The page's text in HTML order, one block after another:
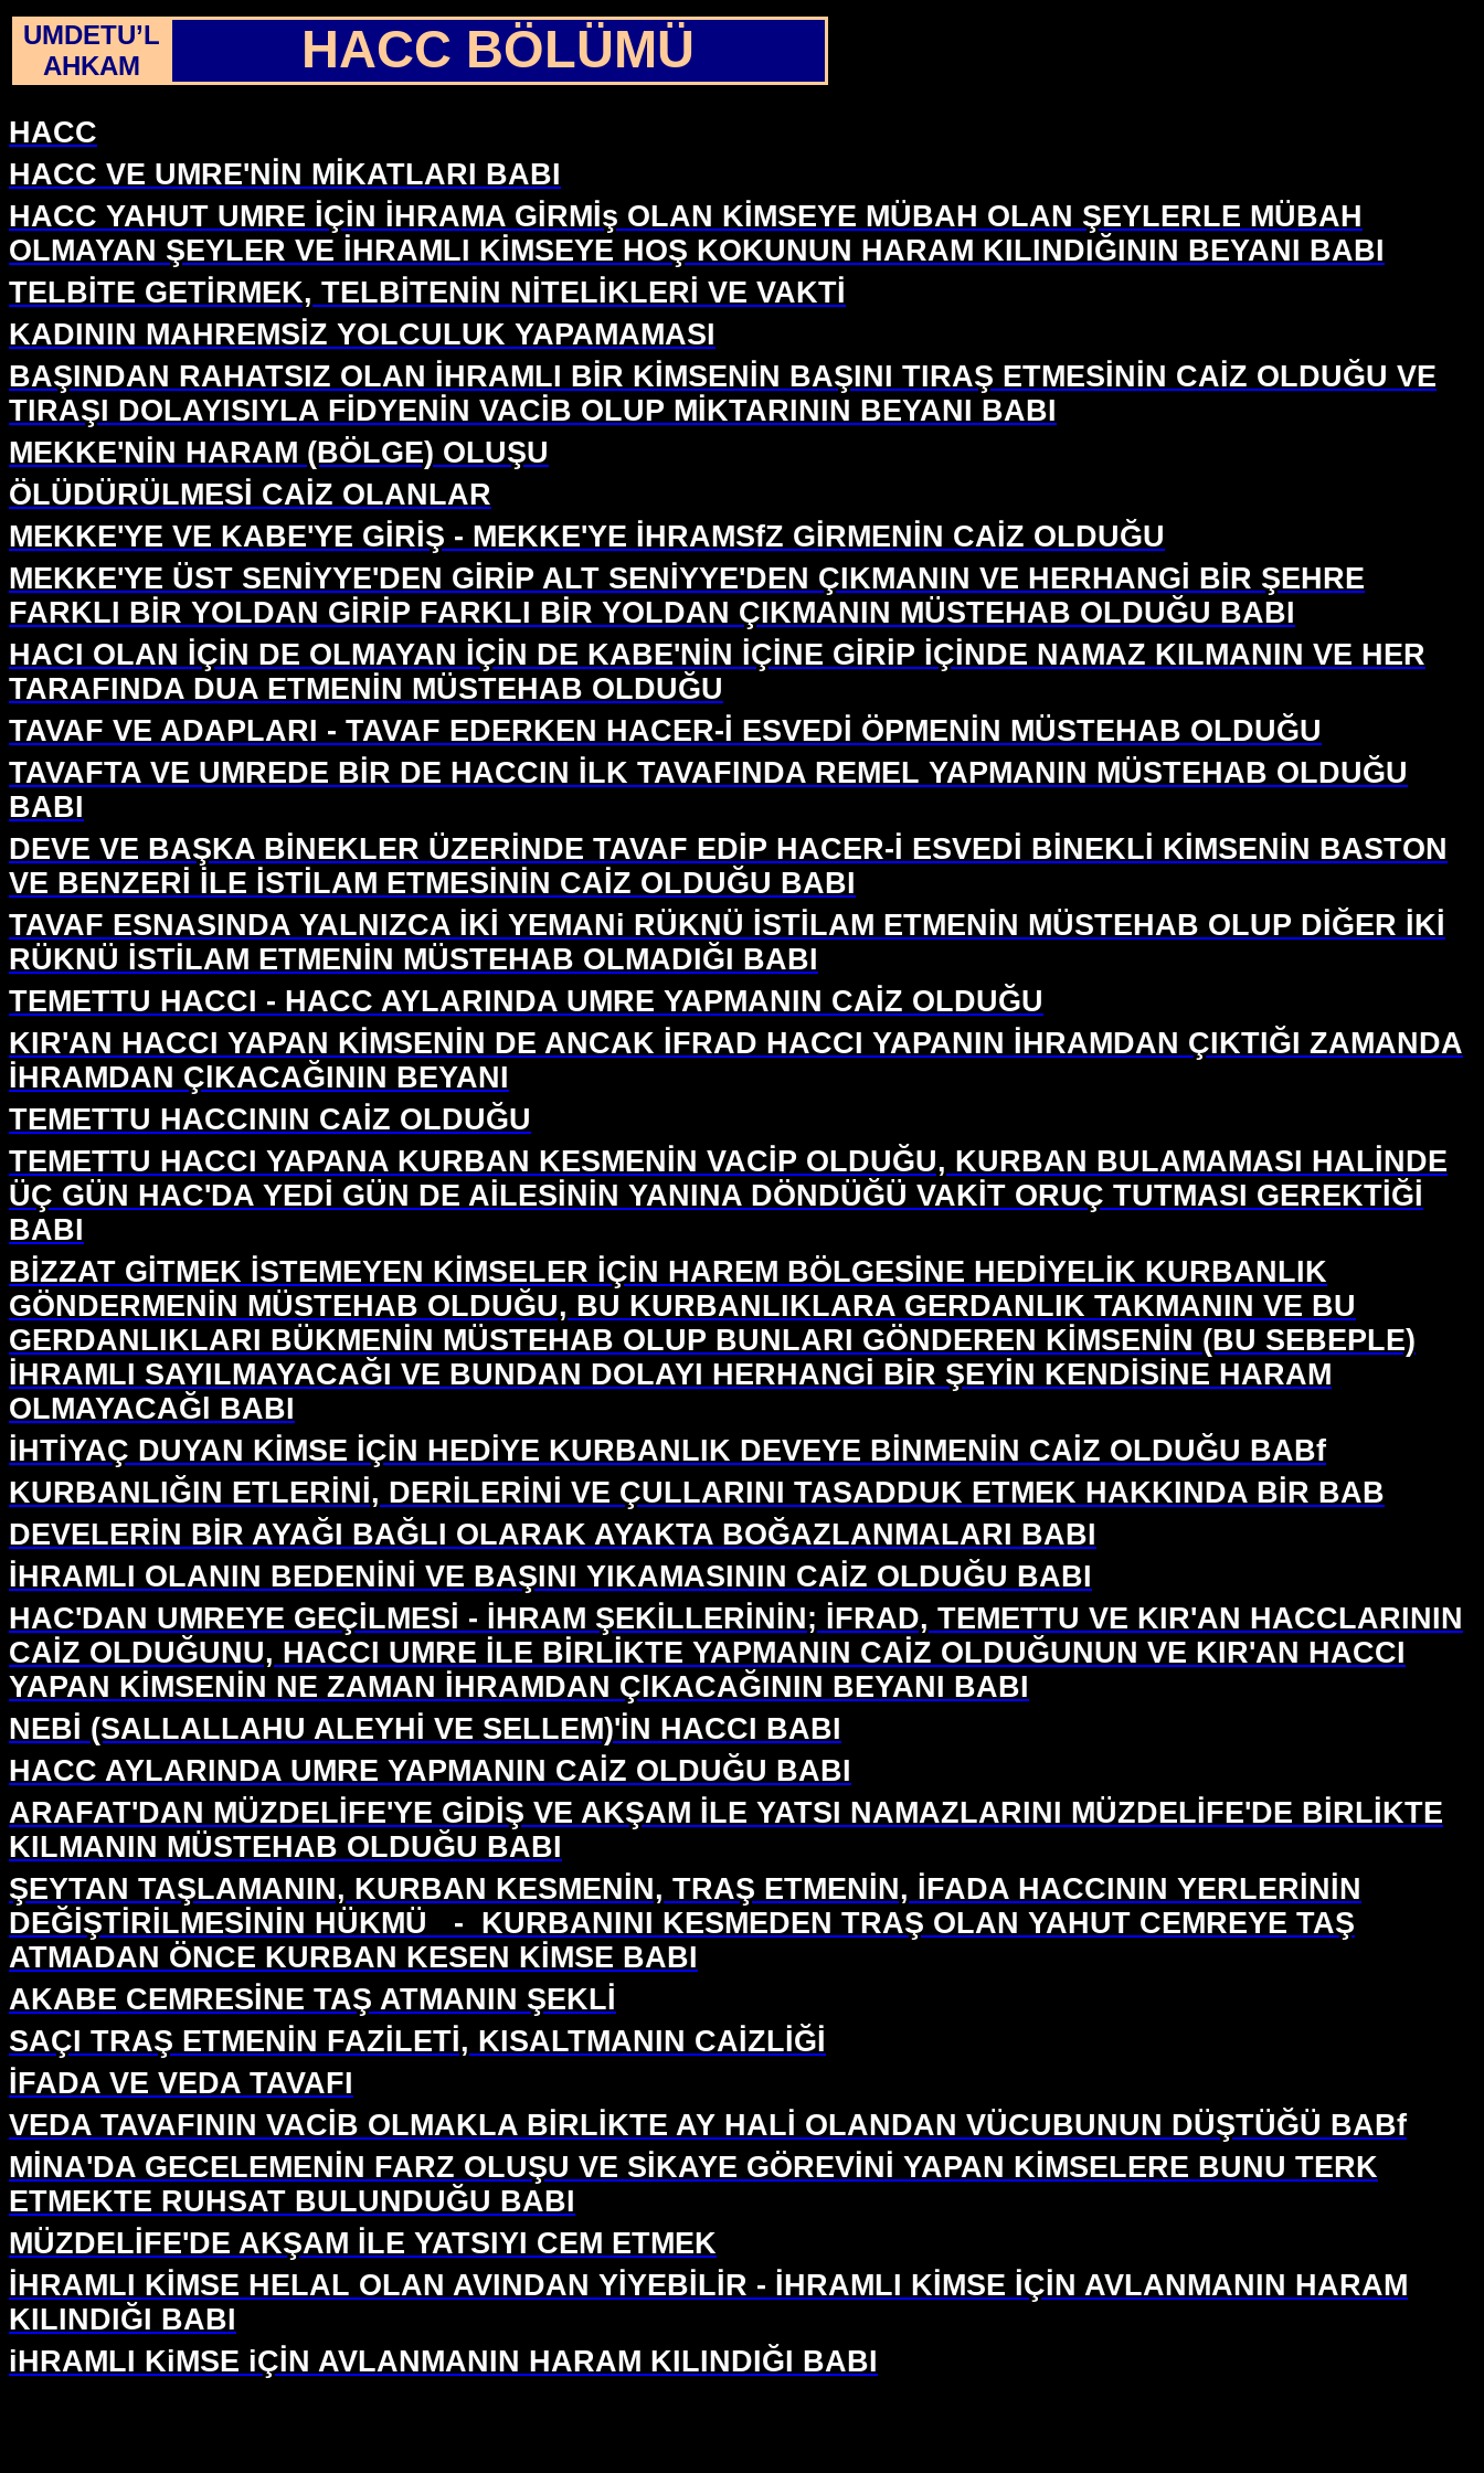
UMDETU’L
AHKAM
HACC BÖLÜMÜ
HACC
HACC VE UMRE'NİN MİKATLARI BABI
HACC YAHUT UMRE İÇİN İHRAMA GİRMİş OLAN KİMSEYE MÜBAH OLAN ŞEYLERLE MÜBAH
OLMAYAN ŞEYLER VE İHRAMLI KİMSEYE HOŞ KOKUNUN HARAM KILINDIĞININ BEYANI BABI
TELBİTE GETİRMEK, TELBİTENİN NİTELİKLERİ VE VAKTİ
KADININ MAHREMSİZ YOLCULUK YAPAMAMASI
BAŞINDAN RAHATSIZ OLAN İHRAMLI BİR KİMSENİN BAŞINI TIRAŞ ETMESİNİN CAİZ OLDUĞU VE
TIRAŞI DOLAYISIYLA FİDYENİN VACİB OLUP MİKTARININ BEYANI BABI
MEKKE'NİN HARAM (BÖLGE) OLUŞU
ÖLÜDÜRÜLMESİ CAİZ OLANLAR
MEKKE'YE VE KABE'YE GİRİŞ - MEKKE'YE İHRAMSfZ GİRMENİN CAİZ OLDUĞU
MEKKE'YE ÜST SENİYYE'DEN GİRİP ALT SENİYYE'DEN ÇIKMANIN VE HERHANGİ BİR ŞEHRE
FARKLI BİR YOLDAN GİRİP FARKLI BİR YOLDAN ÇIKMANIN MÜSTEHAB OLDUĞU BABI
HACI OLAN İÇİN DE OLMAYAN İÇİN DE KABE'NİN İÇİNE GİRİP İÇİNDE NAMAZ KILMANIN VE HER
TARAFINDA DUA ETMENİN MÜSTEHAB OLDUĞU
TAVAF VE ADAPLARI - TAVAF EDERKEN HACER-İ ESVEDİ ÖPMENİN MÜSTEHAB OLDUĞU
TAVAFTA VE UMREDE BİR DE HACCIN İLK TAVAFINDA REMEL YAPMANIN MÜSTEHAB OLDUĞU
BABI
DEVE VE BAŞKA BİNEKLER ÜZERİNDE TAVAF EDİP HACER-İ ESVEDİ BİNEKLİ KİMSENİN BASTON
VE BENZERİ İLE İSTİLAM ETMESİNİN CAİZ OLDUĞU BABI
TAVAF ESNASINDA YALNIZCA İKİ YEMANi RÜKNÜ İSTİLAM ETMENİN MÜSTEHAB OLUP DİĞER İKİ
RÜKNÜ İSTİLAM ETMENİN MÜSTEHAB OLMADIĞI BABI
TEMETTU HACCI - HACC AYLARINDA UMRE YAPMANIN CAİZ OLDUĞU
KIR'AN HACCI YAPAN KİMSENİN DE ANCAK İFRAD HACCI YAPANIN İHRAMDAN ÇIKTIĞI ZAMANDA
İHRAMDAN ÇlKACAĞININ BEYANI
TEMETTU HACCININ CAİZ OLDUĞU
TEMETTU HACCI YAPANA KURBAN KESMENİN VACİP OLDUĞU, KURBAN BULAMAMASI HALİNDE
ÜÇ GÜN HAC'DA YEDİ GÜN DE AİLESİNİN YANINA DÖNDÜĞÜ VAKİT ORUÇ TUTMASI GEREKTİĞİ
BABI
BİZZAT GİTMEK İSTEMEYEN KİMSELER İÇİN HAREM BÖLGESİNE HEDİYELİK KURBANLIK
GÖNDERMENİN MÜSTEHAB OLDUĞU, BU KURBANLIKLARA GERDANLIK TAKMANIN VE BU
GERDANLIKLARI BÜKMENİN MÜSTEHAB OLUP BUNLARI GÖNDEREN KİMSENİN (BU SEBEPLE)
İHRAMLI SAYILMAYACAĞI VE BUNDAN DOLAYI HERHANGİ BİR ŞEYİN KENDİSİNE HARAM
OLMAYACAĞl BABI
İHTİYAÇ DUYAN KİMSE İÇİN HEDİYE KURBANLIK DEVEYE BİNMENİN CAİZ OLDUĞU BABf
KURBANLIĞIN ETLERİNİ, DERİLERİNİ VE ÇULLARINI TASADDUK ETMEK HAKKINDA BİR BAB
DEVELERİN BİR AYAĞI BAĞLI OLARAK AYAKTA BOĞAZLANMALARI BABI
İHRAMLI OLANIN BEDENİNİ VE BAŞINI YIKAMASININ CAİZ OLDUĞU BABI
HAC'DAN UMREYE GEÇİLMESİ - İHRAM ŞEKİLLERİNİN; İFRAD, TEMETTU VE KIR'AN HACCLARININ
CAİZ OLDUĞUNU, HACCI UMRE İLE BİRLİKTE YAPMANIN CAİZ OLDUĞUNUN VE KIR'AN HACCI
YAPAN KİMSENİN NE ZAMAN İHRAMDAN ÇlKACAĞININ BEYANI BABI
NEBİ (SALLALLAHU ALEYHİ VE SELLEM)'İN HACCI BABI
HACC AYLARINDA UMRE YAPMANIN CAİZ OLDUĞU BABI
ARAFAT'DAN MÜZDELİFE'YE GİDİŞ VE AKŞAM İLE YATSI NAMAZLARINI MÜZDELİFE'DE BİRLİKTE
KILMANIN MÜSTEHAB OLDUĞU BABI
ŞEYTAN TAŞLAMANIN, KURBAN KESMENİN, TRAŞ ETMENİN, İFADA HACCININ YERLERİNİN
DEĞİŞTİRİLMESİNİN HÜKMÜ
- KURBANINI KESMEDEN TRAŞ OLAN YAHUT CEMREYE TAŞ
ATMADAN ÖNCE KURBAN KESEN KİMSE BABI
AKABE CEMRESİNE TAŞ ATMANIN ŞEKLİ
SAÇI TRAŞ ETMENİN FAZİLETİ, KISALTMANIN CAİZLİĞİ
İFADA VE VEDA TAVAFI
VEDA TAVAFININ VACİB OLMAKLA BİRLİKTE AY HALİ OLANDAN VÜCUBUNUN DÜŞTÜĞÜ BABf
MİNA'DA GECELEMENİN FARZ OLUŞU VE SİKAYE GÖREVİNİ YAPAN KİMSELERE BUNU TERK
ETMEKTE RUHSAT BULUNDUĞU BABI
MÜZDELİFE'DE AKŞAM İLE YATSIYI CEM ETMEK
İHRAMLI KİMSE HELAL OLAN AVINDAN YİYEBİLİR - İHRAMLI KİMSE İÇİN AVLANMANIN HARAM
KILINDIĞI BABI
iHRAMLI KiMSE iÇİN AVLANMANIN HARAM KILINDIĞI BABI